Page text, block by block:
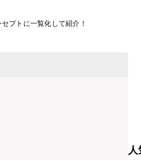
プトに一覧化して紹介！